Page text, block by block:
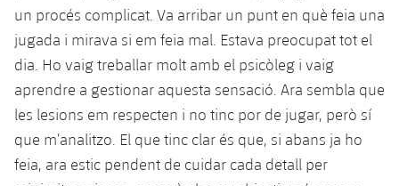
un procés complicat. Va arribar un punt en què feia una
jugada i mirava si em feia mal. Estava preocupat tot el
dia. Ho vaig treballar molt amb el psicòleg i vaig
aprendre a gestionar aquesta sensació. Ara sembla que
les lesions em respecten i no tinc por de jugar, però sí
que m’analitzo. El que tinc clar és que, si abans ja ho
feia, ara estic pendent de cuidar cada detall per